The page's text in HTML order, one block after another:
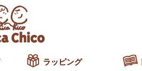
ラッピング